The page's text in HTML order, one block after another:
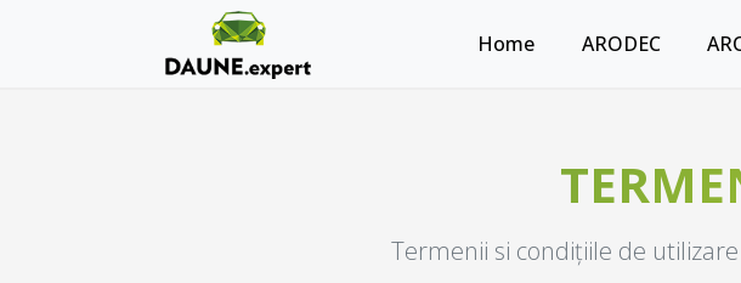
Home ARODEC
Termenii si condițiile de utilizare